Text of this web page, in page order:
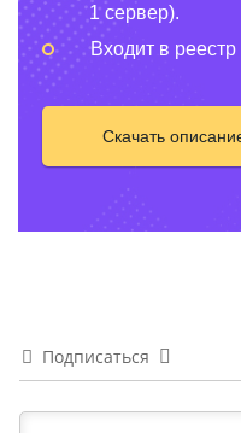
1 сервер).
Входит в
Скачать
Подписаться